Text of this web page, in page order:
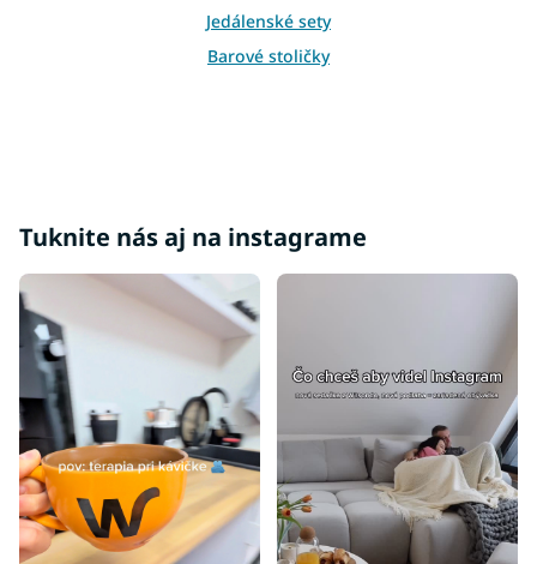
v
k
y
Jedálenské sety
Barové stoličky
Tuknite nás aj na instagrame